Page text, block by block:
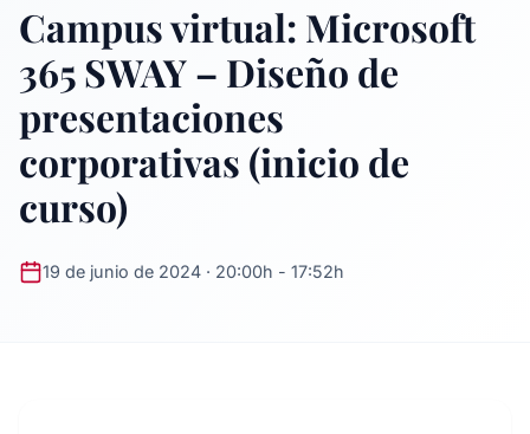
Campus virtual: Microsoft
365 SWAY – Diseño de
presentaciones
corporativas (inicio de
curso)
19 de junio de 2024 · 20:00h - 17:52h